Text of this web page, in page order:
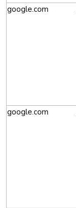
google.com
google.com